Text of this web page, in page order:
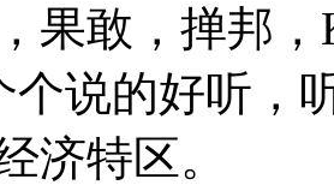
敢，掸邦，
个说的好听，
济特区。